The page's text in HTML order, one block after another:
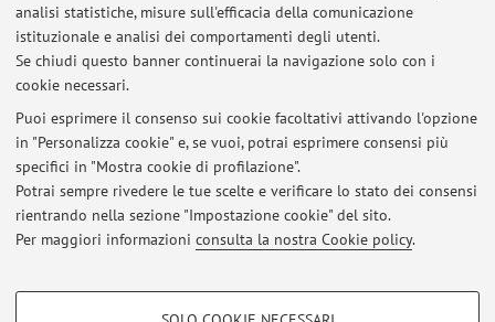
analisi statistiche, misure sull'efficacia della comunicazione
istituzionale e analisi dei comportamenti degli utenti.
Se chiudi questo banner continuerai la navigazione solo con i
cookie necessari.
Puoi esprimere il consenso sui cookie facoltativi attivando l'opzione
in "Personalizza cookie" e, se vuoi, potrai esprimere consensi più
specifici in "Mostra cookie di profilazione".
Potrai sempre rivedere le tue scelte e verificare lo stato dei consensi
rientrando nella sezione "Impostazione cookie" del sito.
Per maggiori informazioni consulta la nostra Cookie policy.
COOKIE DI PROFILAZIONE - FACOLTATIVI
CALCULO DIFERENCIAL bajo el enfoque por competencias
en estricto apego a la RIEMS.B. Cuevas & R. Bermúdez
(2016). México; Gafra Editores. ISBN: 978-607-8421-39-8
Ultimi avvisi
Al momento non sono presenti avvisi.